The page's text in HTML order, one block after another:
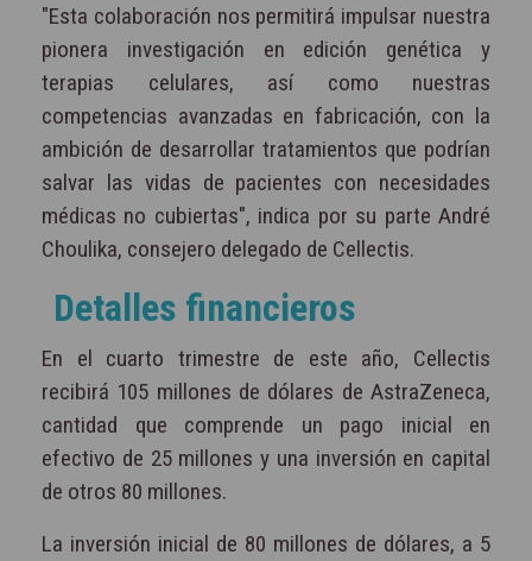
"Esta colaboración nos permitirá impulsar nuestra
pionera investigación en edición genética y
terapias celulares, así como nuestras
competencias avanzadas en fabricación, con la
ambición de desarrollar tratamientos que podrían
salvar las vidas de pacientes con necesidades
médicas no cubiertas", indica por su parte André
Choulika, consejero delegado de Cellectis.
Detalles financieros
En el cuarto trimestre de este año, Cellectis
recibirá 105 millones de dólares de AstraZeneca,
cantidad que comprende un pago inicial en
efectivo de 25 millones y una inversión en capital
de otros 80 millones.
La inversión inicial de 80 millones de dólares, a 5